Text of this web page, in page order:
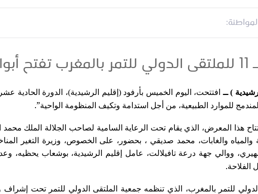
) ــ افتتحت، اليوم الخميس بأرفود (إقليم الرشيدية)، الدورة الحادية
للموارد الطبيعية، من أجل استدامة وتكيف المنظومة الواحية”.
هذا المعرض، الذي يقام تحت الرعاية السامية لصاحب الجلالة الملك محمد
والمياه والغابات، محمد صديقي ، بحضور، على الخصوص، وزيرة التغير
ووالي جهة درعة تافيلالت، عامل إقليم الرشيدية، بوشعاب يحظيه،
الفلاحة.
للتمر بالمغرب، الذي تنظمه جمعية الملتقى الدولي للتمر تحت إشراف